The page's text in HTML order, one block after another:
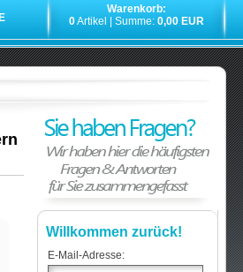
Warenkorb:
0Artikel | Summe: 0,00 EUR
Willkommen zurück!
E-Mail-Adresse: